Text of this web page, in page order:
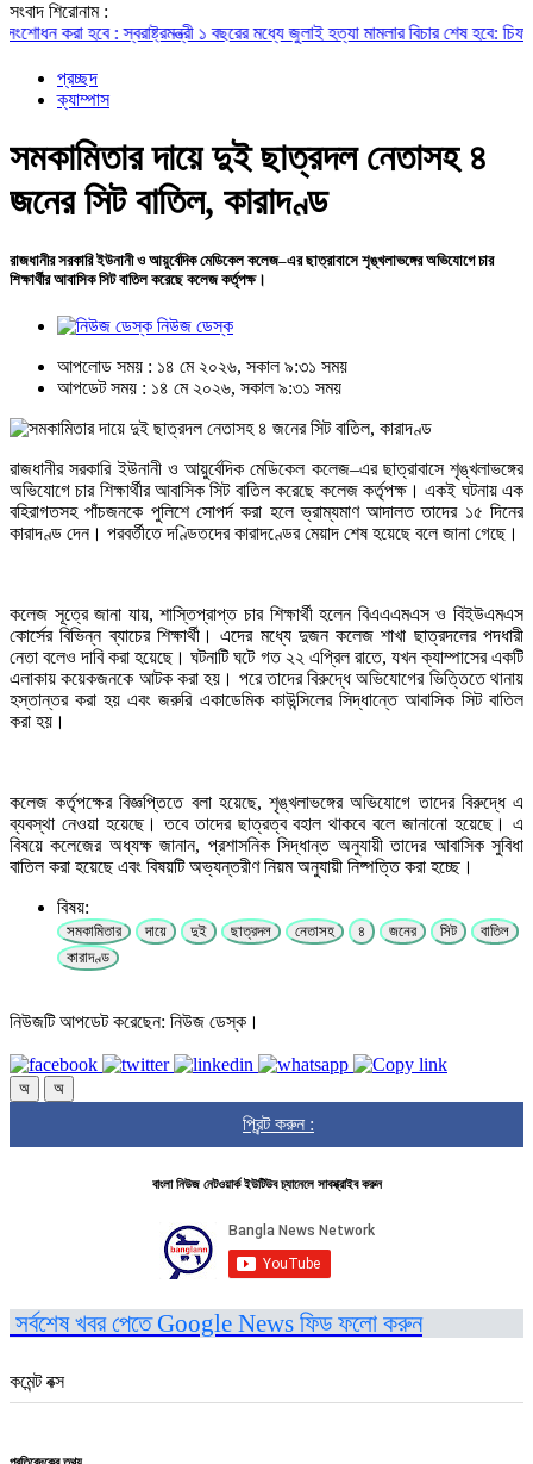
সংবাদ শিরোনাম :
হবে : স্বরাষ্ট্রমন্ত্রী১ বছরের মধ্যে জুলাই হত্যা মামলার বিচার শেষ হবে: চিফ
প্রচ্ছদ
ক্যাম্পাস
সমকামিতার দায়ে দুই ছাত্রদল নেতাসহ ৪
জনের সিট বাতিল, কারাদণ্ড
রাজধানীর সরকারি ইউনানী ও আয়ুর্বেদিক মেডিকেল কলেজ–এর ছাত্রাবাসে শৃঙ্খলাভঙ্গের অভিযোগে চার
শিক্ষার্থীর আবাসিক সিট বাতিল করেছে কলেজ কর্তৃপক্ষ।
নিউজ ডেস্ক
আপলোড সময় : ১৪ মে ২০২৬, সকাল ৯:৩১ সময়
আপডেট সময় : ১৪ মে ২০২৬, সকাল ৯:৩১ সময়
রাজধানীর সরকারি ইউনানী ও আয়ুর্বেদিক মেডিকেল কলেজ–এর ছাত্রাবাসে শৃঙ্খলাভঙ্গের
অভিযোগে চার শিক্ষার্থীর আবাসিক সিট বাতিল করেছে কলেজ কর্তৃপক্ষ। একই ঘটনায় এক
বহিরাগতসহ পাঁচজনকে পুলিশে সোপর্দ করা হলে ভ্রাম্যমাণ আদালত তাদের ১৫ দিনের
কারাদণ্ড দেন। পরবর্তীতে দণ্ডিতদের কারাদণ্ডের মেয়াদ শেষ হয়েছে বলে জানা গেছে।
কলেজ সূত্রে জানা যায়, শাস্তিপ্রাপ্ত চার শিক্ষার্থী হলেন বিএএএমএস ও বিইউএমএস
কোর্সের বিভিন্ন ব্যাচের শিক্ষার্থী। এদের মধ্যে দুজন কলেজ শাখা ছাত্রদলের পদধারী
নেতা বলেও দাবি করা হয়েছে। ঘটনাটি ঘটে গত ২২ এপ্রিল রাতে, যখন ক্যাম্পাসের একটি
এলাকায় কয়েকজনকে আটক করা হয়। পরে তাদের বিরুদ্ধে অভিযোগের ভিত্তিতে থানায়
হস্তান্তর করা হয় এবং জরুরি একাডেমিক কাউন্সিলের সিদ্ধান্তে আবাসিক সিট বাতিল
করা হয়।
কলেজ কর্তৃপক্ষের বিজ্ঞপ্তিতে বলা হয়েছে, শৃঙ্খলাভঙ্গের অভিযোগে তাদের বিরুদ্ধে এ
ব্যবস্থা নেওয়া হয়েছে। তবে তাদের ছাত্রত্ব বহাল থাকবে বলে জানানো হয়েছে। এ
বিষয়ে কলেজের অধ্যক্ষ জানান, প্রশাসনিক সিদ্ধান্ত অনুযায়ী তাদের আবাসিক সুবিধা
বাতিল করা হয়েছে এবং বিষয়টি অভ্যন্তরীণ নিয়ম অনুযায়ী নিষ্পত্তি করা হচ্ছে।
বিষয়:
সমকামিতার দায়ে দুই ছাত্রদল নেতাসহ ৪ জনের সিট
বাতিল
কারাদণ্ড
নিউজটি আপডেট করেছেন: নিউজ ডেস্ক।
অ অ
প্রিন্ট করুন :
বাংলা নিউজ নেটওয়ার্ক ইউটিউব চ্যানেলে সাবস্ক্রাইব করুন
সর্বশেষ খবর পেতে Google News ফিড ফলো করুন
কমেন্ট বক্স